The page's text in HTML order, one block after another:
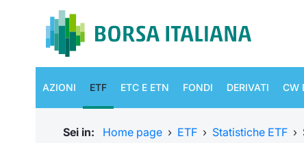
AZIONI ETF ETC E ETN FONDI DERIVATI CW
Sei in: Home page › ETF › Statistiche ETF ›